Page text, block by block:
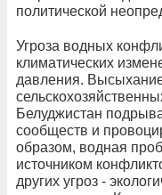
политической
Угроза водных
климатических
давления.
Белуджистан
сообществ и
образом, водная
источником
других угроз -